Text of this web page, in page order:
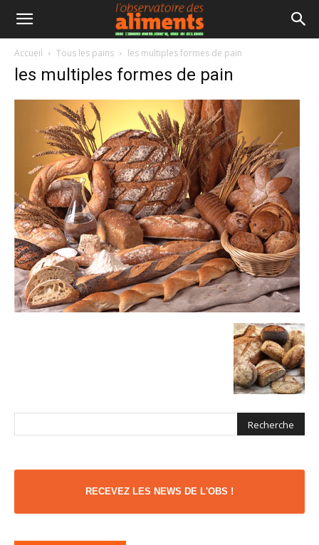
Accueil Tous les pains les multiples formes de pain
les multiples formes de pain
RECEVEZ LES NEWS DE L'OBS !